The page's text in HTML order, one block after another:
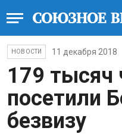
НОВОСТИ 11 декабря 2018
179 тысяч
посетили
безвизу